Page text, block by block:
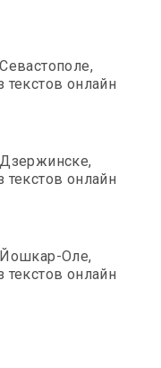
текстов онлайн
текстов онлайн
Йошкар-Оле,
текстов онлайн